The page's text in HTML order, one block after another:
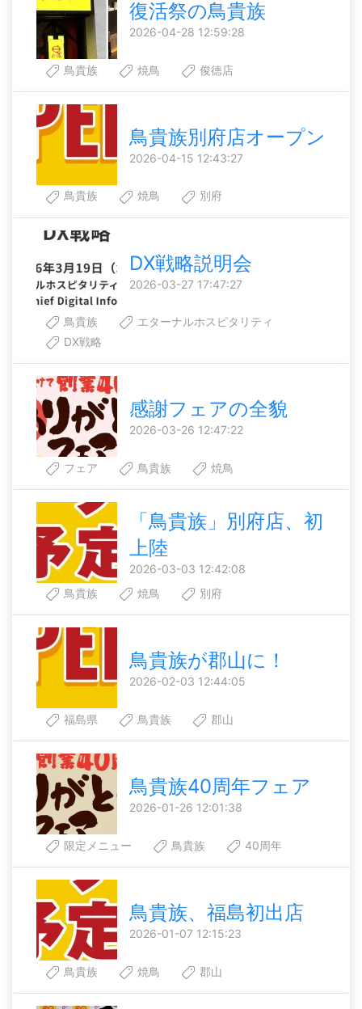
復活祭の鳥貴族
2026-04-28 12:59:28
鳥貴族 焼鳥 俊徳店
鳥貴族別府店オープン
2026-04-15 12:43:27
鳥貴族 焼鳥 別府
DX戦略説明会
2026-03-27 17:47:27
鳥貴族
エターナルホスピタリティ
DX戦略
感謝フェアの全貌
2026-03-26 12:47:22
フェア 鳥貴族 焼鳥
「鳥貴族」別府店、初
上陸
2026-03-03 12:42:08
鳥貴族
焼鳥 別府
鳥貴族が郡山に！
2026-02-03 12:44:05
福島県 鳥貴族 郡山
鳥貴族40周年フェア
2026-01-26 12:01:38
限定メニュー 鳥貴族 40周年
鳥貴族、福島初出店
2026-01-07 12:15:23
鳥貴族 焼鳥 郡山